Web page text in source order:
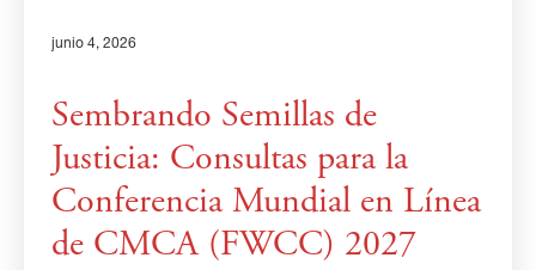
junio 4, 2026
Sembrando Semillas de
Justicia: Consultas para la
Conferencia Mundial en Línea
de CMCA (FWCC) 2027